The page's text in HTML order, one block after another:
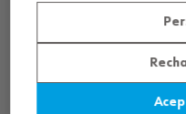
CENTRO LOGÍSTICO /